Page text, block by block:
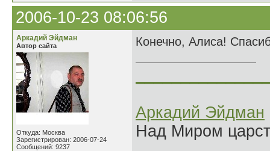
2006-10-23 08:06:56
Аркадий Эйдман
Автор сайта
Откуда: Москва
Зарегистрирован: 2006-07-24
Сообщений: 9237
Конечно, Алиса!
Аркадий Эйдман
Над Миром